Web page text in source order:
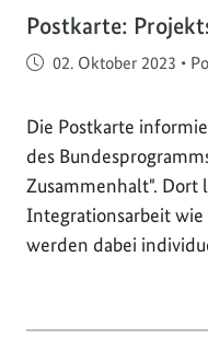
Postkarte:
Veröffentlicht am
02. Oktober 2023 •
Die Postkarte
des
Zusammenhalt". Dort
Integrationsarbeit
werden dabei